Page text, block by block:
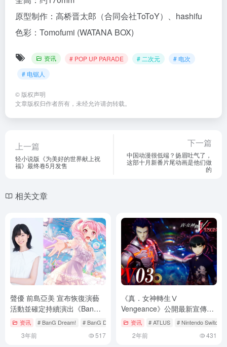
原型制作：高桥晋太郎（合同会社ToToY）、hashifu
色彩：Tomofumi (WATANA BOX)
资讯 # POP UP PARADE # 二次元
# 电次
# 电锯人
© 版权声明
文章版权归作者所有，未经允许请勿转载。
上一篇
轻小说版《为美好的世界献上祝
福》最终卷5月发售
下一篇
中国动漫很低端？扬眉吐气了，
这部十月新番片尾动画是他们做
的
相关文章
聲優 前島亞美 宣布恢復演藝
活動並確定持續演出《BanG
Dream!》丸山彩
资讯 # BanG Dream! # BanG Dream! 少女樂團派對 # pc
3年前 517
《真．女神轉生Ⅴ
Vengeance》公開最新宣傳影
片，介紹新惡魔與技能等內容
资讯 # ATLUS # Nintendo Switch
2年前 431